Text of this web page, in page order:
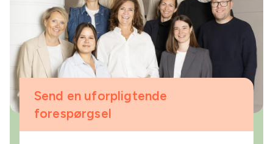
Send en uforpligtende
forespørgsel